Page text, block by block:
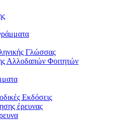
Γλώσσας
Αλλοδαπών Φοιτητών
Εκδόσεις
έρευνας